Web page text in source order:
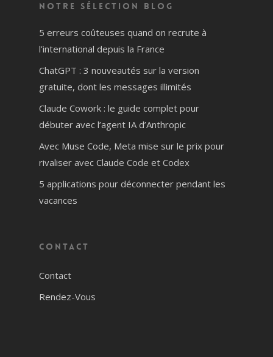
Notre sélection blog
5 erreurs coûteuses quand on recrute à
l’international depuis la France
ChatGPT : 3 nouveautés sur la version
gratuite, dont les messages illimités
Claude Cowork : le guide complet pour
débuter avec l’agent IA d’Anthropic
Avec Muse Code, Meta mise sur le prix pour
rivaliser avec Claude Code et Codex
5 applications pour déconnecter pendant les
vacances
Contact
Contact
Rendez-Vous